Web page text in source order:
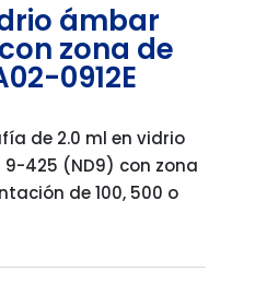
ámbar
zona de
0912E
de 2.0 ml en vidrio
425 (ND9) con zona
de 100, 500 o